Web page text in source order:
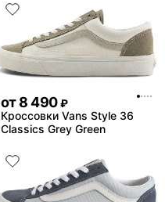
от8 490 ₽
Кроссовки Vans Style 36
Classics Grey Green